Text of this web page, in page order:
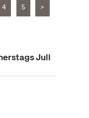
4 5 >
Juli